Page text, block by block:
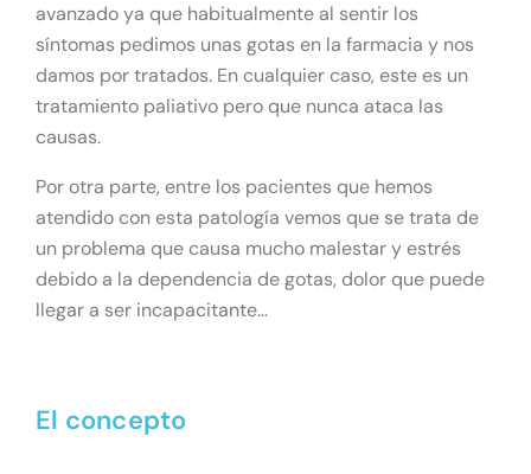
avanzado ya que habitualmente al sentir los
síntomas pedimos unas gotas en la farmacia y nos
damos por tratados. En cualquier caso, este es un
tratamiento paliativo pero que nunca ataca las
causas.
Por otra parte, entre los pacientes que hemos
atendido con esta patología vemos que se trata de
un problema que causa mucho malestar y estrés
debido a la dependencia de gotas, dolor que puede
llegar a ser incapacitante…
El concepto